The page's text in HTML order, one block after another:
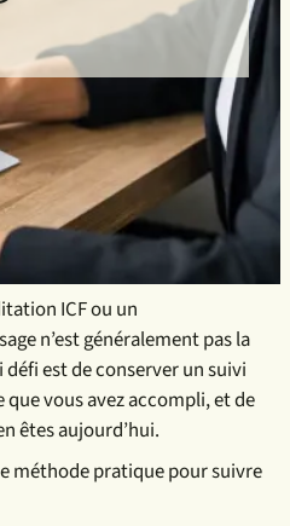
ICF ou un
n’est généralement pas la
est de conserver un suivi
vous avez accompli, et de
êtes aujourd’hui.
méthode pratique pour suivre